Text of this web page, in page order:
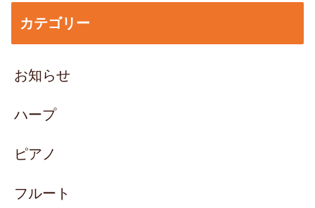
カテゴリー
お知らせ
ハープ
ピアノ
フルート